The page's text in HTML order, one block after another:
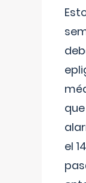
el